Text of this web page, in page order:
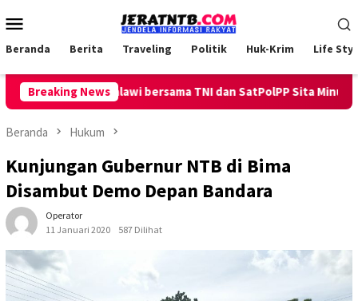
ke
Mobile
Beranda Berita Traveling Politik Huk-Krim Life
Breaking News
Polsek Ambalawi bersama TNI dan SatPolPP Sita Minuman
Beranda Hukum
Kunjungan Gubernur NTB di Bima
Disambut Demo Depan Bandara
Operator
11 Januari 2020
587 Dilihat